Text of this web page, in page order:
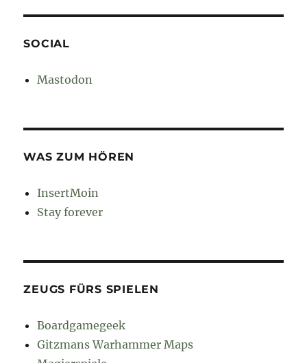
SOCIAL
Mastodon
WAS ZUM HÖREN
InsertMoin
Stay forever
ZEUGS FÜRS SPIELEN
Boardgamegeek
Gitzmans Warhammer Maps